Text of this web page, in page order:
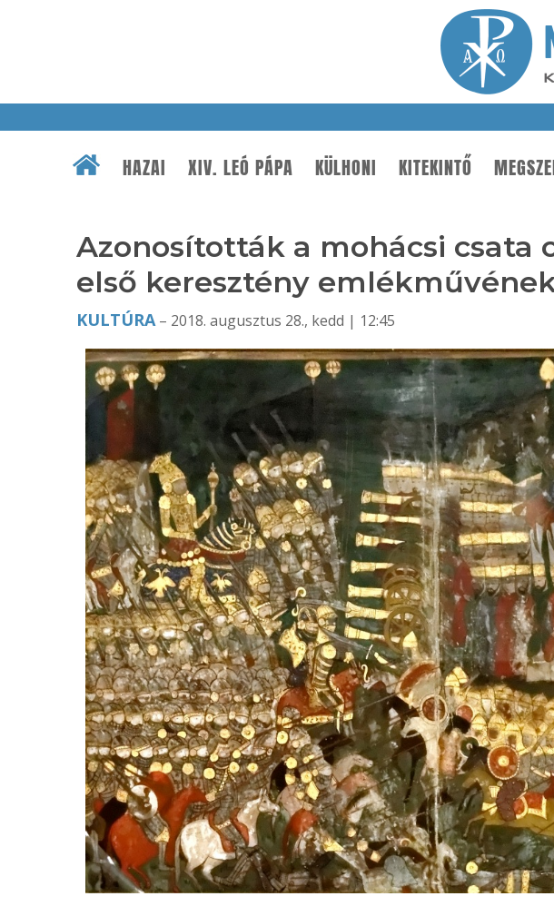
HAZAI XIV. LEÓ PÁPA KÜLHONI KITEKINTŐ
Azonosították a mohácsi csata
első keresztény
KULTÚRA– 2018. augusztus 28., kedd | 12:45